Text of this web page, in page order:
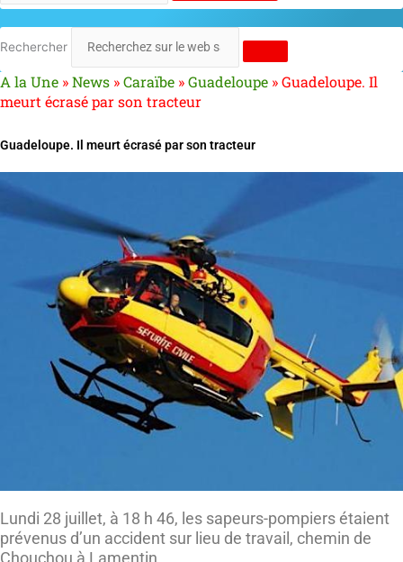
Rechercher
A la Une »News »Caraïbe »Guadeloupe »Guadeloupe. Il
meurt écrasé par son tracteur
Guadeloupe. Il meurt écrasé par son tracteur
Lundi 28 juillet, à 18 h 46, les sapeurs-pompiers étaient
prévenus d’un accident sur lieu de travail, chemin de
Chouchou à Lamentin.